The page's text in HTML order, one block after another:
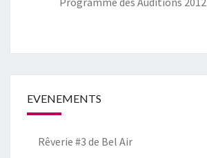
EVENEMENTS
Rêverie #3 de Bel Air